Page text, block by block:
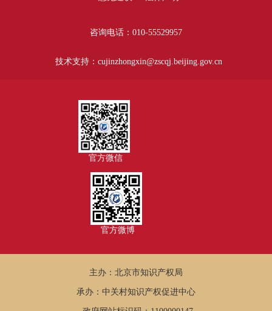
咨询电话：010-55529957
技术支持：cujinzhongxin@zscqj.beijing.gov.cn
官方微信
官方微博
主办：北京市知识产权局
承办：中关村知识产权促进中心